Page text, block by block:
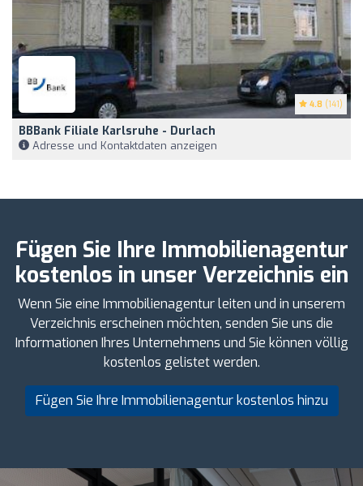
4.8 (141)
BBBank Filiale Karlsruhe - Durlach
Adresse und Kontaktdaten anzeigen
Fügen Sie Ihre Immobilienagentur
kostenlos in unser Verzeichnis ein
Wenn Sie eine Immobilienagentur leiten und in unserem
Verzeichnis erscheinen möchten, senden Sie uns die
Informationen Ihres Unternehmens und Sie können völlig
kostenlos gelistet werden.
Fügen Sie Ihre Immobilienagentur kostenlos hinzu